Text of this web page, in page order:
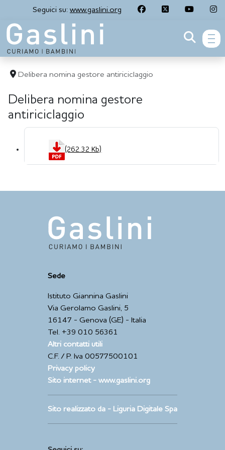
Seguici su: www.gaslini.org
Delibera nomina gestore antiriciclaggio
Delibera nomina gestore
antiriciclaggio
(262.32 Kb)
Sede
Istituto Giannina Gaslini
Via Gerolamo Gaslini, 5
16147 - Genova (GE) - Italia
Tel. +39 010 56361
Altri contatti utili
C.F. / P. Iva 00577500101
Privacy policy
Sito internet - www.gaslini.org
Sito realizzato da - Liguria Digitale Spa